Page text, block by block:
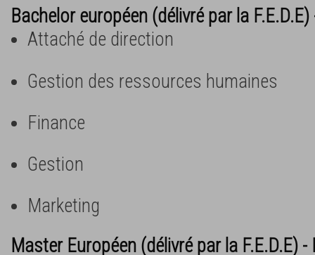
Bachelor européen (délivré par la
Attaché de direction
Gestion des ressources humaines
Finance
Gestion
Marketing
Master Européen (délivré par la F.E.D.E) -